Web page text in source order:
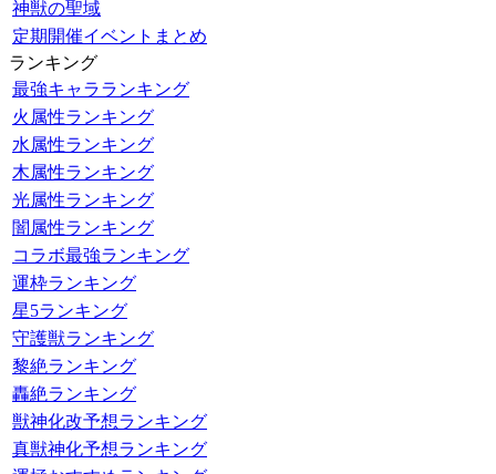
神獣の聖域
定期開催イベントまとめ
ランキング
最強キャラランキング
火属性ランキング
水属性ランキング
木属性ランキング
光属性ランキング
闇属性ランキング
コラボ最強ランキング
運枠ランキング
星5ランキング
守護獣ランキング
黎絶ランキング
轟絶ランキング
獣神化改予想ランキング
真獣神化予想ランキング